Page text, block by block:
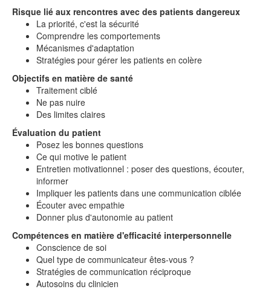
Risque lié aux rencontres avec des patients dangereux
La priorité, c'est la sécurité
Comprendre les comportements
Mécanismes d'adaptation
Stratégies pour gérer les patients en colère
Objectifs en matière de santé
Traitement ciblé
Ne pas nuire
Des limites claires
Évaluation du patient
Posez les bonnes questions
Ce qui motive le patient
Entretien motivationnel : poser des questions, écouter,
informer
Impliquer les patients dans une communication ciblée
Écouter avec empathie
Donner plus d'autonomie au patient
Compétences en matière d'efficacité interpersonnelle
Conscience de soi
Quel type de communicateur êtes-vous ?
Stratégies de communication réciproque
Autosoins du clinicien